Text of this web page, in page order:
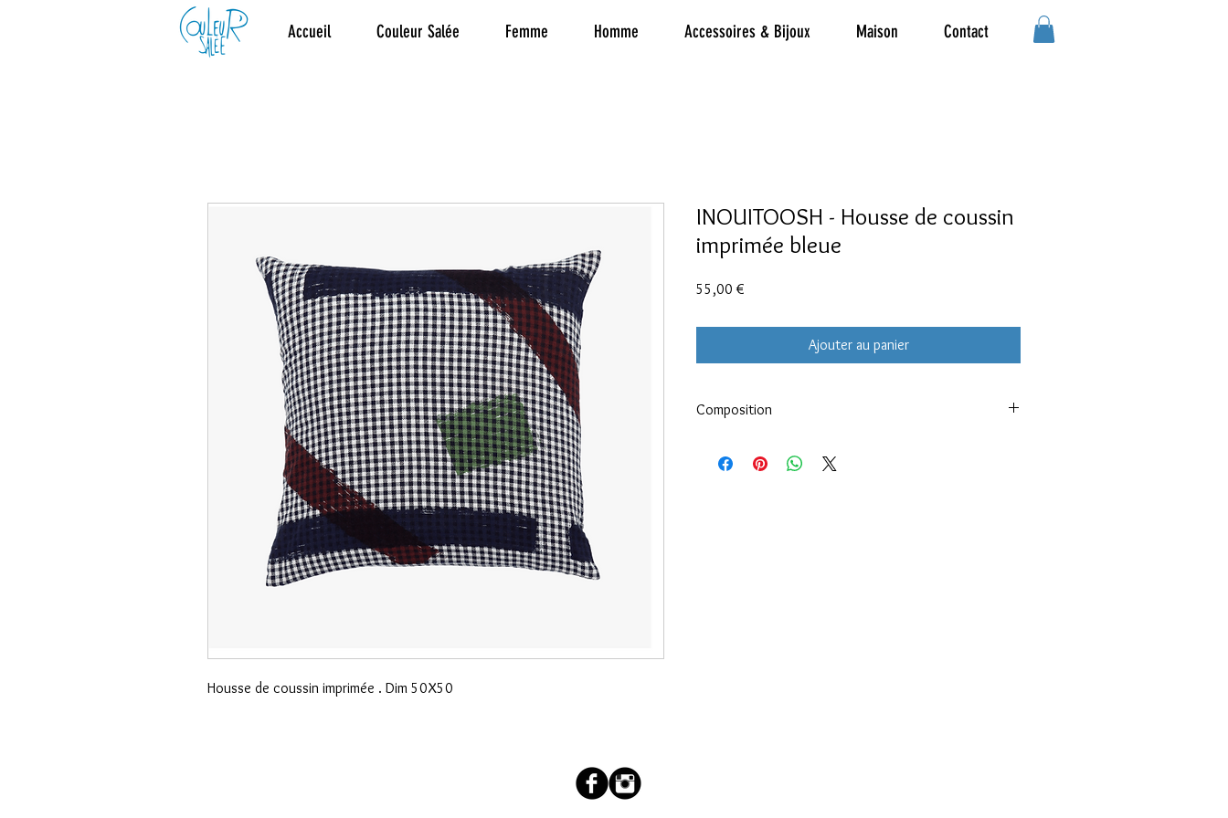
Accueil Couleur Salée Femme Homme Accessoires & Bijoux Maison Contact
Housse de coussin imprimée . Dim 50X50
INOUITOOSH - Housse de coussin
imprimée bleue
55,00 €
Ajouter au panier
Composition